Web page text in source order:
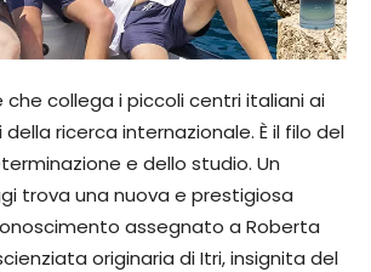
che collega i piccoli centri italiani ai
ricerca internazionale. È il filo del
e dello studio. Un
trova una nuova e prestigiosa
assegnato a Roberta
originaria di Itri, insignita del